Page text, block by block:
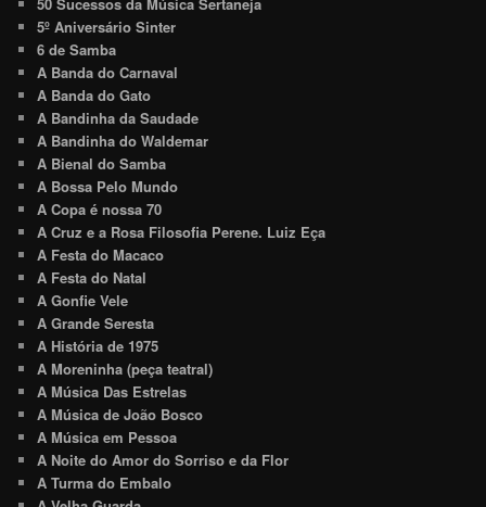
5º Aniversário Sinter
6 de Samba
A Banda do Carnaval
A Banda do Gato
A Bandinha da Saudade
A Bandinha do Waldemar
A Bienal do Samba
A Bossa Pelo Mundo
A Copa é nossa 70
A Cruz e a Rosa Filosofia Perene. Luiz Eça
A Festa do Macaco
A Festa do Natal
A Gonfie Vele
A Grande Seresta
A História de 1975
A Moreninha (peça teatral)
A Música Das Estrelas
A Música de João Bosco
A Música em Pessoa
A Noite do Amor do Sorriso e da Flor
A Turma do Embalo